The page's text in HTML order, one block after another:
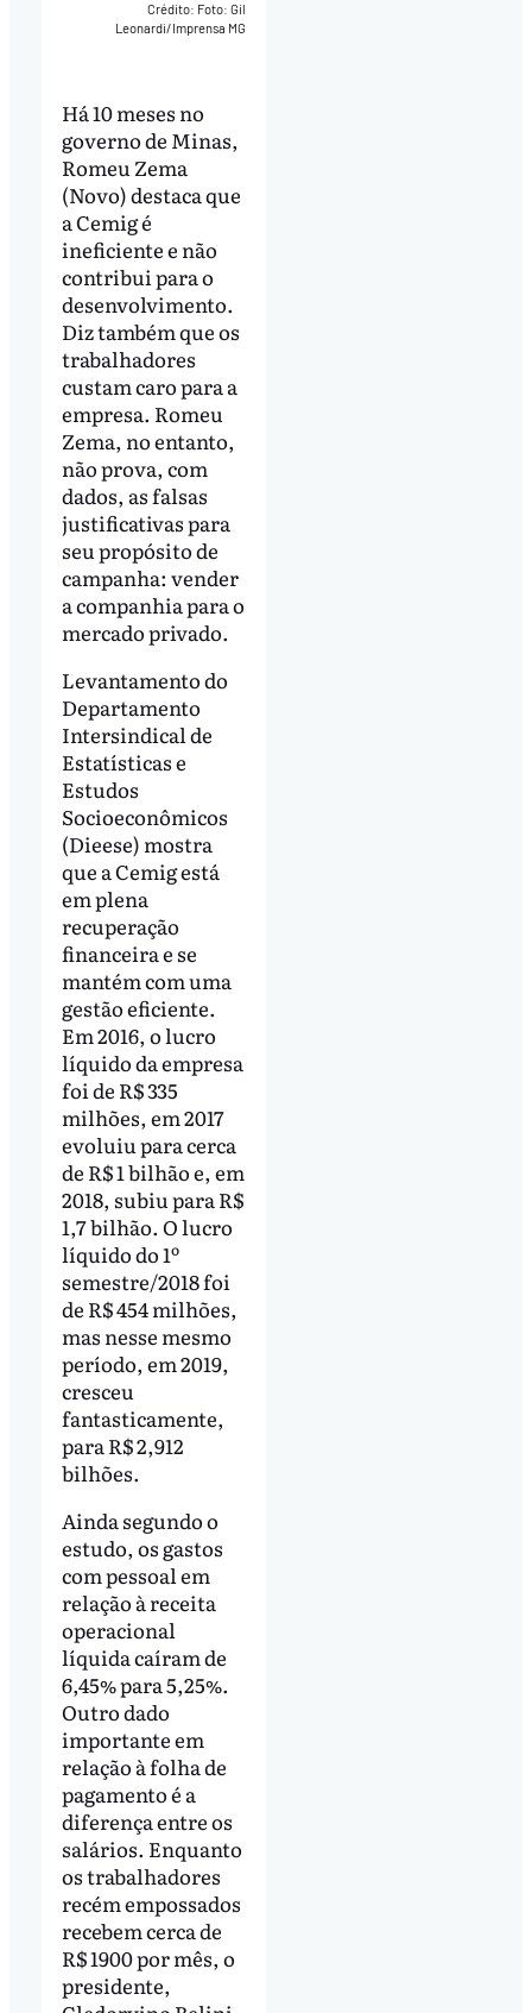
Crédito: Foto: Gil
Leonardi/Imprensa MG
Há 10 meses no
governo de Minas,
Romeu Zema
(Novo) destaca que
a Cemig é
ineficiente e não
contribui para o
desenvolvimento.
Diz também que os
trabalhadores
custam caro para a
empresa. Romeu
Zema, no entanto,
não prova, com
dados, as falsas
justificativas para
seu propósito de
campanha: vender
a companhia para o
mercado privado.
Levantamento do
Departamento
Intersindical de
Estatísticas e
Estudos
Socioeconômicos
(Dieese) mostra
que a Cemig está
em plena
recuperação
financeira e se
mantém com uma
gestão eficiente.
Em 2016, o lucro
líquido da empresa
foi de R$ 335
milhões, em 2017
evoluiu para cerca
de R$ 1 bilhão e, em
2018, subiu para R$
1,7 bilhão. O lucro
líquido do 1º
semestre/2018 foi
de R$ 454 milhões,
mas nesse mesmo
período, em 2019,
cresceu
fantasticamente,
para R$ 2,912
bilhões.
Ainda segundo o
estudo, os gastos
com pessoal em
relação à receita
operacional
líquida caíram de
6,45% para 5,25%.
Outro dado
importante em
relação à folha de
pagamento é a
diferença entre os
salários. Enquanto
os trabalhadores
recém empossados
recebem cerca de
R$ 1900 por mês, o
presidente,